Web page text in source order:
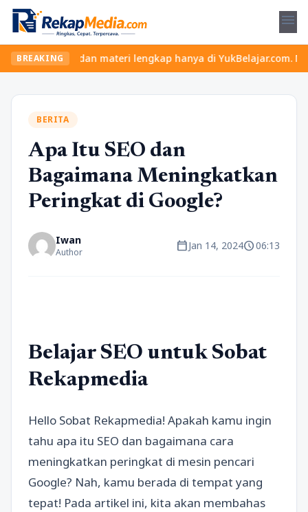
menu
BREAKING
dan materi lengkap hanya di YukBelajar.com. Mulai
BERITA
Apa Itu SEO dan
Bagaimana Meningkatkan
Peringkat di Google?
Iwan
Author calendar_todayJan 14, 2024schedule06:13
Belajar SEO untuk Sobat
Rekapmedia
Hello Sobat Rekapmedia! Apakah kamu ingin
tahu apa itu SEO dan bagaimana cara
meningkatkan peringkat di mesin pencari
Google? Nah, kamu berada di tempat yang
tepat! Pada artikel ini, kita akan membahas